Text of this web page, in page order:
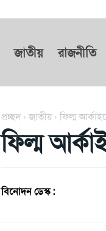
জাতীয় রাজনীতি
প্রচ্ছদ জাতীয় ফিল্ম
ফিল্ম
বিনোদন ডেস্ক :